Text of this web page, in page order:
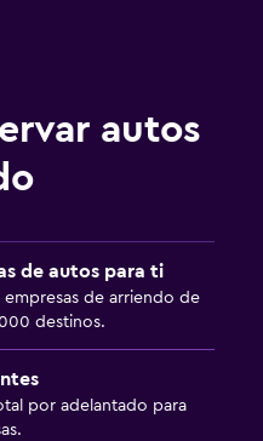
autos
de autos para ti
de arriendo de
destinos.
por adelantado para